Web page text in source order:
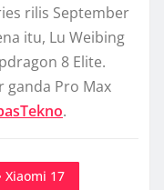
rilis September
itu, Lu Weibing
8 Elite.
ganda Pro Max
.
Xiaomi 17